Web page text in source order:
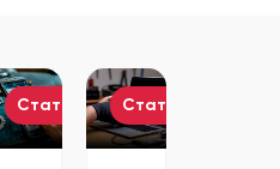
Статьи Статьи